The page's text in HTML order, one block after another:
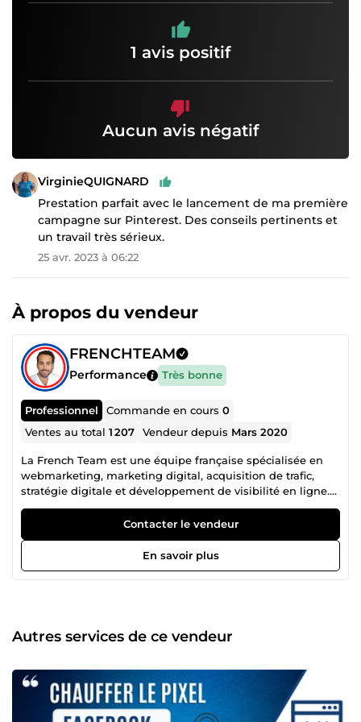
1 avis positif
Aucun avis négatif
VirginieQUIGNARD
Prestation parfait avec le lancement de ma première
campagne sur Pinterest. Des conseils pertinents et
un travail très sérieux.
25 avr. 2023 à 06:22
À propos du vendeur
FRENCHTEAM
Performance Très bonne
Professionnel Commande en cours0
Ventes au total1 207 Vendeur depuis Mars 2020
La French Team est une équipe française spécialisée en
webmarketing, marketing digital, acquisition de trafic,
stratégie digitale et développement de visibilité en ligne.
Notre collectif regroupe plusieurs profils complémentaires,
âgés de 21 à 39 ans, chacun expert dans son domaine :
publicité Facebook Ads, Instagram Ads, Snapchat Ads,
Google Ads, création de site web, tunnel de vente,
copywriting, génération de leads, branding, growth
approche complète, efficace et orientée résultats. Là où
beaucoup s’arrêtent à la théorie, nous mettons en place
développer votre présence en ligne, améliorer votre image
de marque et booster votre chiffre d’affaires. Notre arrivée
sur ComeUp a un objectif simple : rendre accessibles des
Contacter le vendeur
En savoir plus
Autres services de ce vendeur